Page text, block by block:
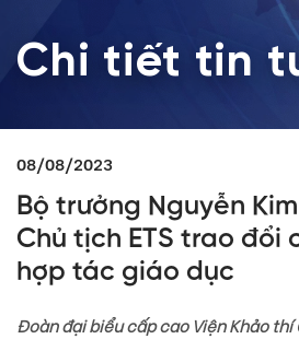
Chi tiết tin
08/08/2023
Bộ trưởng Nguyễn
Chủ tịch ETS trao đổi
hợp tác giáo dục
Đoàn đại biểu cấp cao Viện Khảo thí